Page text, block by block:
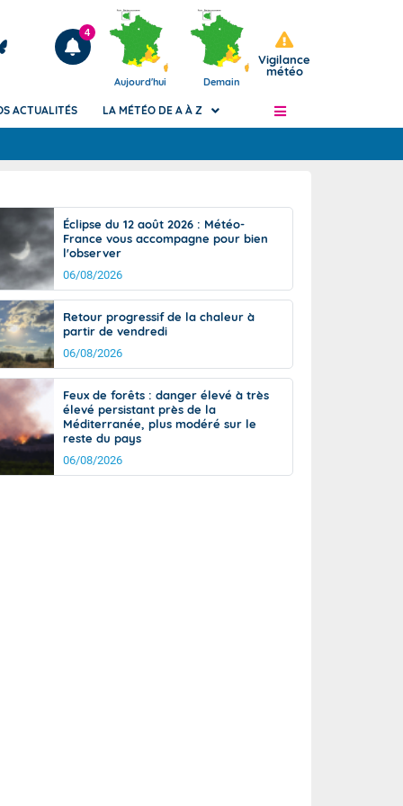
Articles
4
Aujourd'hui Demain
Vigilance
météo
de
Phénomènes dangereux de J+2 à J+7
Avertissement pluies intenses à l'échelle
des communes (Apic)
Bulletins Marine
Bulletins d'estimation du risque
d'avalanche
Météo des forêts
Vigicrues
ACTUALITÉS LA MÉTÉO DE A À Z
Éclipse du 12 août 2026 : Météo-
France vous accompagne pour bien
l'observer
06/08/2026
Retour progressif de la chaleur à
partir de vendredi
06/08/2026
Feux de forêts : danger élevé à très
élevé persistant près de la
Méditerranée, plus modéré sur le
reste du pays
06/08/2026